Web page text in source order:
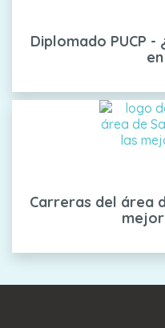
Diplomado PUCP -
Carreras del área